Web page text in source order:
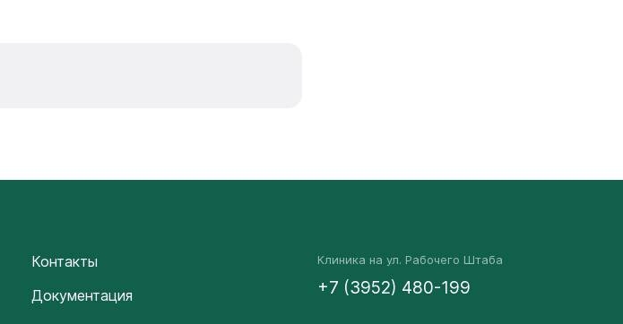
Контакты
Документация
Клиника на ул. Рабочего Штаба
+7 (3952) 480-199